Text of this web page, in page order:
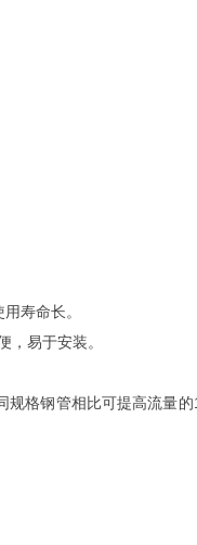
寿命长。
易于安装。
格钢管相比可提高流量